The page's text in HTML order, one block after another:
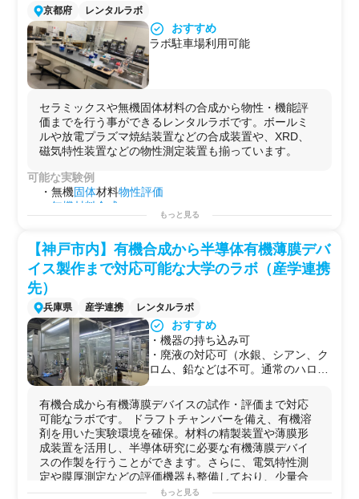
京都府 レンタルラボ
おすすめ
ラボ駐車場利用可能
セラミックスや無機固体材料の合成から物性・機能評
価までを行う事ができるレンタルラボです。ボールミ
ルや放電プラズマ焼結装置などの合成装置や、XRD、
磁気特性装置などの物性測定装置も揃っています。
可能な実験例
・無機固体材料物性評価
無機材料合成
・セラミック
・電池
もっと見る
【神戸市内】有機合成から半導体有機薄膜デバ
イス製作まで対応可能な大学のラボ（産学連携
先）
兵庫県 産学連携 レンタルラボ
おすすめ
・機器の持ち込み可
・廃液の対応可（水銀、シアン、ク
ロム、鉛などは不可。通常のハロゲ
有機合成から有機薄膜デバイスの試作・評価まで対応
可能なラボです。 ドラフトチャンバーを備え、有機溶
剤を用いた実験環境を確保。材料の精製装置や薄膜形
成装置を活用し、半導体研究に必要な有機薄膜デバイ
スの作製を行うことができます。さらに、電気特性測
定や膜厚測定などの評価機器も整備しており、少量合
成か...
もっと見る